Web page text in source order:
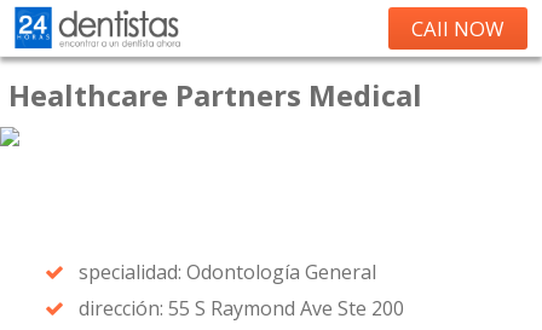
CAll NOW
Healthcare Partners Medical
specialidad: Odontología General
dirección: 55 S Raymond Ave Ste 200